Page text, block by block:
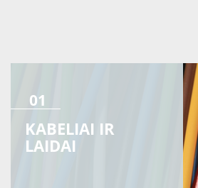
01
KABELIAI IR
LAIDAI